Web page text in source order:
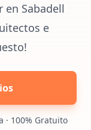
en Sabadell
e
· 100% Gratuito